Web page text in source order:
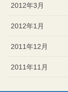
2012年3月
2012年1月
2011年12月
2011年11月